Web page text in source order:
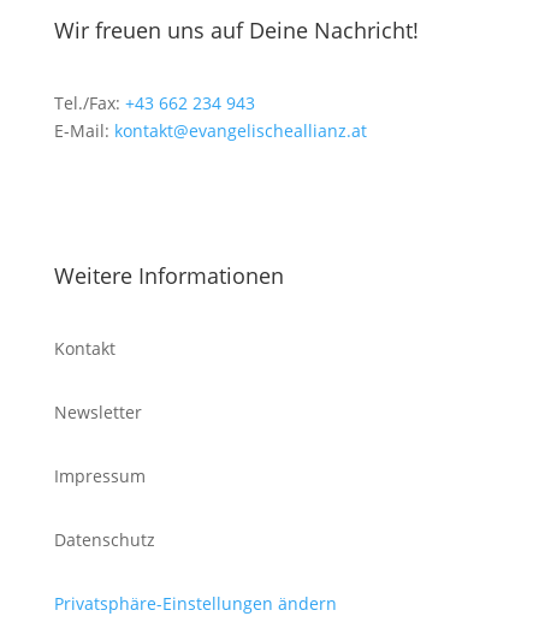
Wir freuen uns auf Deine Nachricht!
Tel./Fax: +43 662 234 943
E-Mail: kontakt@evangelischeallianz.at
Weitere Informationen
Kontakt
Newsletter
Impressum
Datenschutz
Privatsphäre-Einstellungen ändern